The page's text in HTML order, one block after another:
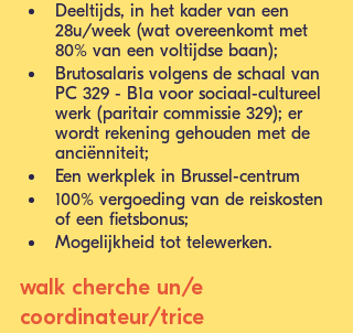
Deeltijds, in het kader van een
28u/week (wat overeenkomt met
80% van een voltijdse baan);
Brutosalaris volgens de schaal van
PC 329 - B1a voor sociaal-cultureel
werk (paritair commissie 329); er
wordt rekening gehouden met de
anciënniteit;
Een werkplek in Brussel-centrum
100% vergoeding van de reiskosten
of een fietsbonus;
Mogelijkheid tot telewerken.
walk cherche un/e
coordinateur/trice